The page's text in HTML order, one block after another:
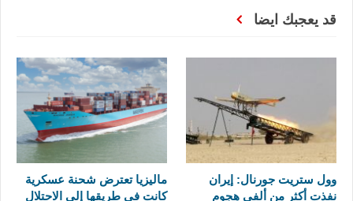
قد يعجبك ايضا
وول ستريت جورنال: إيران
نفذت أكثر من ألفي هجوم
ماليزيا تعترض شحنة عسكرية
كانت في طريقها إلى الاحتلال